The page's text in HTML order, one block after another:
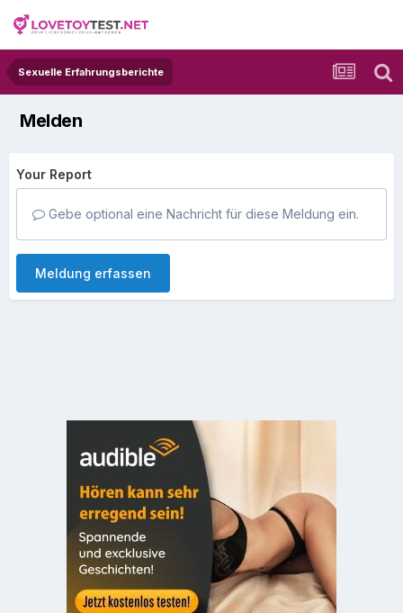
Sexuelle Erfahrungsberichte
Melden
Your Report
Gebe optional eine Nachricht für diese Meldung ein.
Meldung erfassen